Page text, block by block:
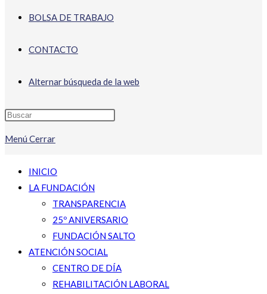
BOLSA DE TRABAJO
CONTACTO
Alternar búsqueda de la web
Menú Cerrar
INICIO
LA FUNDACIÓN
TRANSPARENCIA
25º ANIVERSARIO
FUNDACIÓN SALTO
ATENCIÓN SOCIAL
CENTRO DE DÍA
REHABILITACIÓN LABORAL